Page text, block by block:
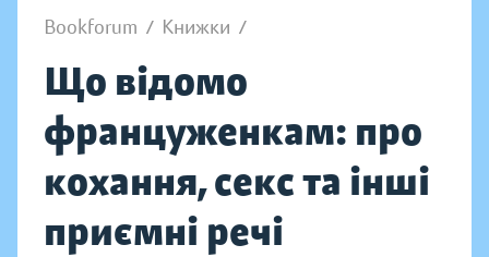
Bookforum / Книжки /
Що відомо
француженкам: про
кохання, секс та інші
приємні речі